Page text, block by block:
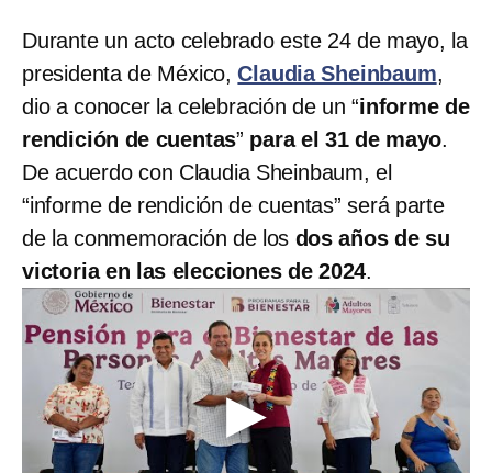
Durante un acto celebrado este 24 de mayo, la
presidenta de México,Claudia Sheinbaum,
dio a conocer la celebración de un “informe de
rendición de cuentas” para el 31 de mayo.
De acuerdo con Claudia Sheinbaum, el
“informe de rendición de cuentas” será parte
de la conmemoración de los dos años de su
victoria en las elecciones de 2024.